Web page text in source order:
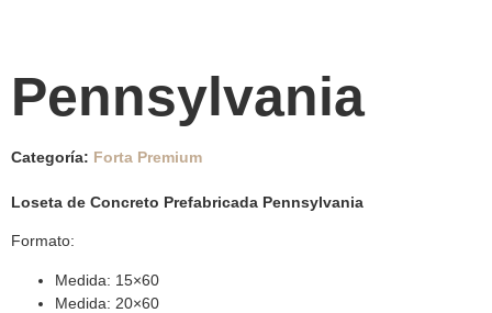
Pennsylvania
Categoría: Forta Premium
Loseta de Concreto Prefabricada Pennsylvania
Formato:
Medida: 15×60
Medida: 20×60